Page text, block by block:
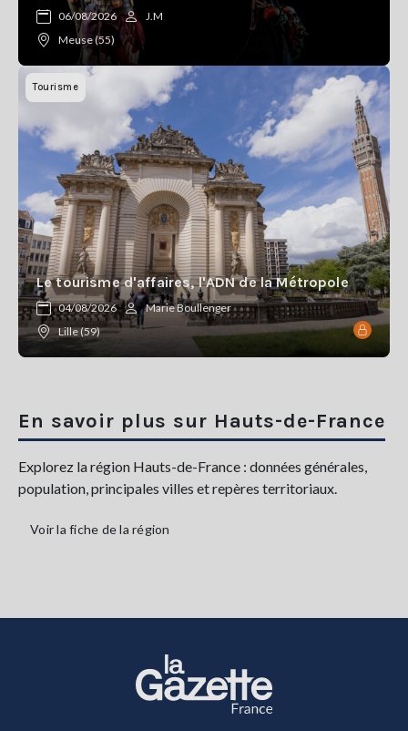
06/08/2026
J.M
Meuse (55)
Tourisme
Le tourisme d'affaires, l'ADN de la Métropole
04/08/2026
Marie Boullenger
Lille (59)
En savoir plus sur Hauts-de-France
Explorez la région Hauts-de-France : données générales,
population, principales villes et repères territoriaux.
Voir la fiche de la région